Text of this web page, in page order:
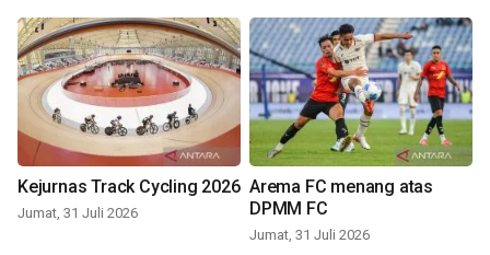
Kejurnas Track Cycling 2026
Jumat, 31 Juli 2026
Arema FC menang atas
DPMM FC
Jumat, 31 Juli 2026